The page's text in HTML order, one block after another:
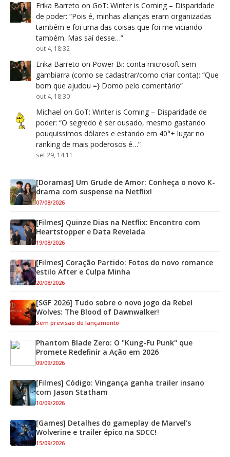
Erika Barreto on GoT: Winter is Coming – Disparidade
de poder: “Pois é, minhas alianças eram organizadas
também e foi uma das coisas que foi me viciando
também. Mas saí desse…”
out 4, 18:32
Erika Barreto on Power Bi: conta microsoft sem
gambiarra (como se cadastrar/como criar conta): “Que
bom que ajudou =} Domo pelo comentário”
out 4, 18:30
Michael on GoT: Winter is Coming – Disparidade de
poder: “O segredo é ser ousado, mesmo gastando
pouquissimos dólares e estando em 40°+ lugar no
ranking de mais poderosos é…”
set 29, 14:11
[Doramas] Um Grude de Amor: Conheça o novo K-
drama com suspense na Netflix!
07/08/2026
[Filmes] Quinze Dias na Netflix: Encontro com
Heartstopper e Data Revelada
19/08/2026
[Filmes] Coração Partido: Fotos do novo romance
estilo After e Culpa Minha
20/08/2026
[SGF 2026] Tudo sobre o novo jogo da Rebel
Wolves: The Blood of Dawnwalker!
Sem previsão de lançamento
Phantom Blade Zero: O "Kung-Fu Punk" que
Promete Redefinir a Ação em 2026
09/09/2026
[Filmes] Código: Vingança ganha trailer insano
com Jason Statham
10/09/2026
[Games] Detalhes do gameplay de Marvel’s
Wolverine e trailer épico na SDCC!
15/09/2026